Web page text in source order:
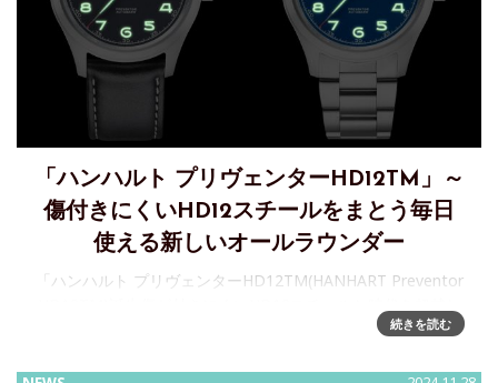
「ハンハルト プリヴェンターHD12TM」～
傷付きにくいHD12スチールをまとう毎日
使える新しいオールラウンダー
「ハンハルト プリヴェンターHD12TM(HANHART Preventor
たデザインの、毎日使える新しいオールラウンダー.2年以上
続きを読む